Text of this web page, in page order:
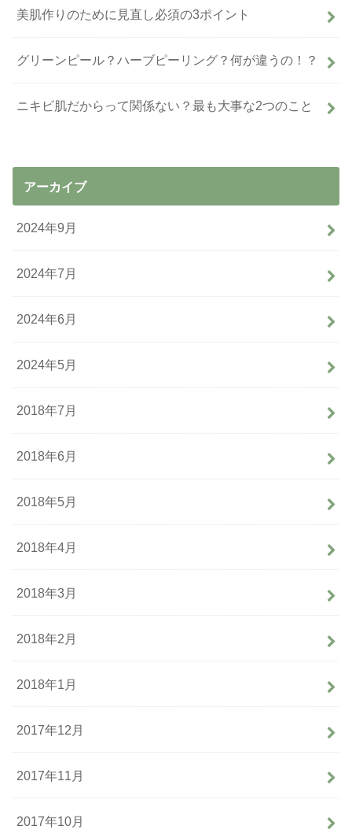
美肌作りのために見直し必須の3ポイント
グリーンピール？ハーブピーリング？何が違うの！？
ニキビ肌だからって関係ない？最も大事な2つのこと
アーカイブ
2024年9月
2024年7月
2024年6月
2024年5月
2018年7月
2018年6月
2018年5月
2018年4月
2018年3月
2018年2月
2018年1月
2017年12月
2017年11月
2017年10月